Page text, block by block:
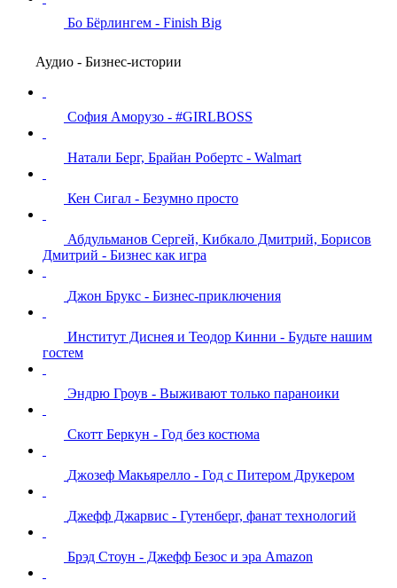
Бо Бёрлингем - Finish Big
Аудио - Бизнес-истории
София Аморузо - #GIRLBOSS
Натали Берг, Брайан Робертс - Walmart
Кен Сигал - Безумно просто
Абдульманов Сергей, Кибкало Дмитрий, Борисов
Дмитрий - Бизнес как игра
Джон Брукс - Бизнес-приключения
Институт Диснея и Теодор Кинни - Будьте нашим
гостем
Эндрю Гроув - Выживают только параноики
Скотт Беркун - Год без костюма
Джозеф Макьярелло - Год с Питером Друкером
Джефф Джарвис - Гутенберг, фанат технологий
Брэд Стоун - Джефф Безос и эра Amazon